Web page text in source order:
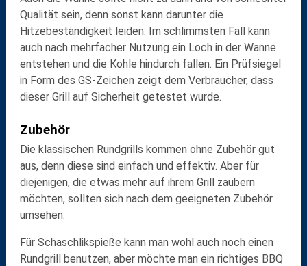
Qualität sein, denn sonst kann darunter die
Hitzebeständigkeit leiden. Im schlimmsten Fall kann
auch nach mehrfacher Nutzung ein Loch in der Wanne
entstehen und die Kohle hindurch fallen. Ein Prüfsiegel
in Form des GS-Zeichen zeigt dem Verbraucher, dass
dieser Grill auf Sicherheit getestet wurde.
Zubehör
Die klassischen Rundgrills kommen ohne Zubehör gut
aus, denn diese sind einfach und effektiv. Aber für
diejenigen, die etwas mehr auf ihrem Grill zaubern
möchten, sollten sich nach dem geeigneten Zubehör
umsehen.
Für Schaschlikspieße kann man wohl auch noch einen
Rundgrill benutzen, aber möchte man ein richtiges BBQ